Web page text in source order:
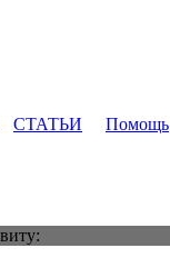
СТАТЬИ Помощь